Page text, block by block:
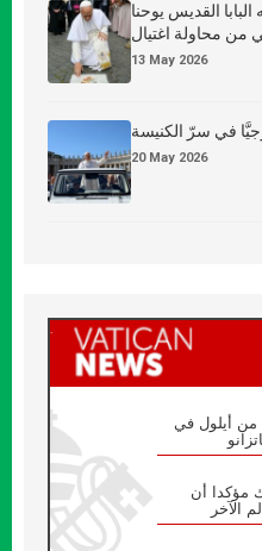
القديس يوحنا
من محاولة اغتيال
13 May 2026
في سرّ الكنيسة
20 May 2026
من أيلول في
مؤكدا أن
الآخر